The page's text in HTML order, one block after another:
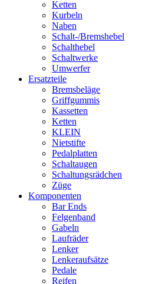
Ketten
Kurbeln
Naben
Schalt-/Bremshebel
Schalthebel
Schaltwerke
Umwerfer
Ersatzteile
Bremsbeläge
Griffgummis
Kassetten
Ketten
KLEIN
Nietstifte
Pedalplatten
Schaltaugen
Schaltungsrädchen
Züge
Komponenten
Bar Ends
Felgenband
Gabeln
Laufräder
Lenker
Lenkeraufsätze
Pedale
Reifen